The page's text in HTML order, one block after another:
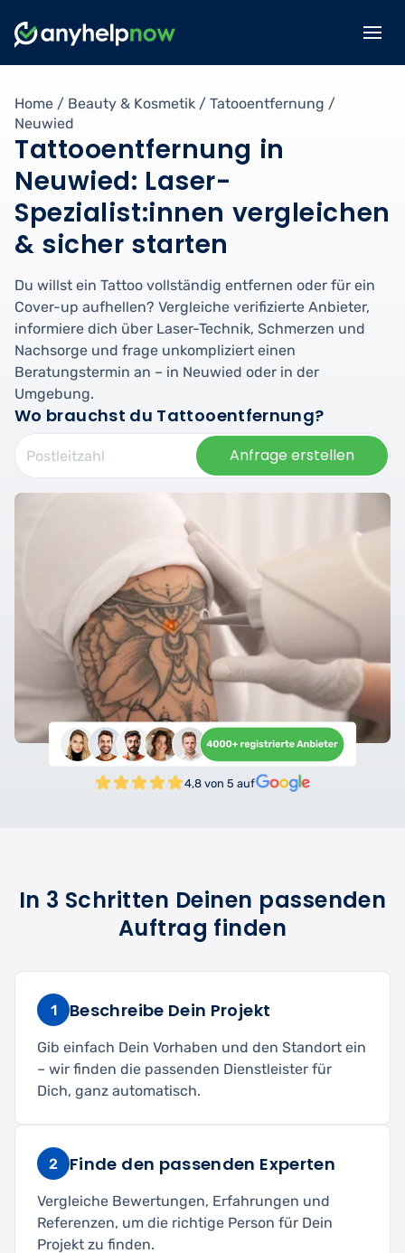
Home / Beauty & Kosmetik / Tatooentfernung /
Neuwied
Tattooentfernung in
Neuwied: Laser-
Spezialist:innen vergleichen
& sicher starten
Du willst ein Tattoo vollständig entfernen oder für ein
Cover-up aufhellen? Vergleiche verifizierte Anbieter,
informiere dich über Laser-Technik, Schmerzen und
Nachsorge und frage unkompliziert einen
Beratungstermin an – in Neuwied oder in der
Umgebung.
Wo brauchst du Tattooentfernung?
Anfrage erstellen
4,8 von 5 auf
In 3 Schritten Deinen passenden
Auftrag finden
1 Beschreibe Dein Projekt
Gib einfach Dein Vorhaben und den Standort ein
– wir finden die passenden Dienstleister für
Dich, ganz automatisch.
2 Finde den passenden Experten
Vergleiche Bewertungen, Erfahrungen und
Referenzen, um die richtige Person für Dein
Projekt zu finden.